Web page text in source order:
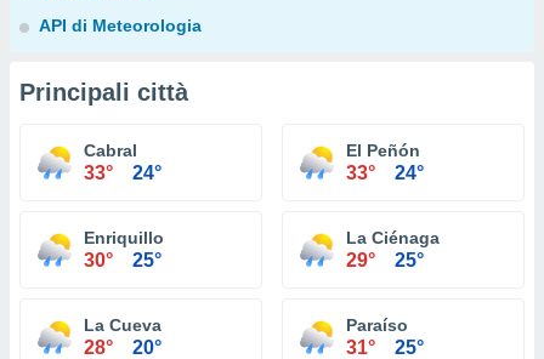
API di Meteorologia
Principali città
Cabral
33° 24°
El Peñón
33° 24°
Enriquillo
30° 25°
La Ciénaga
29° 25°
La Cueva
28° 20°
Paraíso
31° 25°